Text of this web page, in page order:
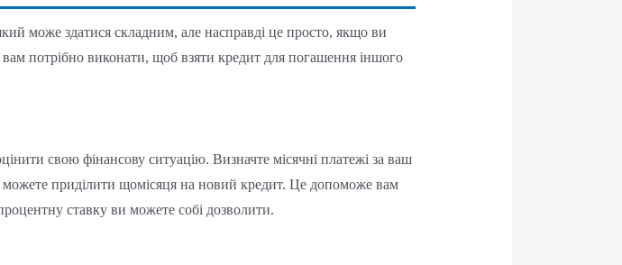
може здатися складним, але насправді це просто, якщо ви
вам потрібно виконати, щоб взяти кредит для погашення іншого
свою фінансову ситуацію. Визначте місячні платежі за ваш
можете приділити щомісяця на новий кредит. Це допоможе вам
ставку ви можете собі дозволити.